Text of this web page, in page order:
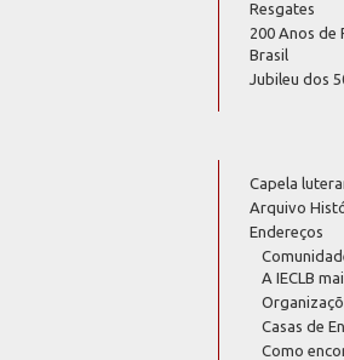
Resgates
200 Anos de
Brasil
Jubileu dos
Capela
Arquivo
Endereços
A IECLB
Casas de
Como